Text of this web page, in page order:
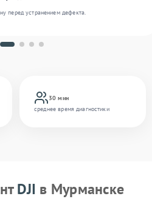
30 мин
среднее время диагностики
перед устранением дефекта.
DJI в Мурманске